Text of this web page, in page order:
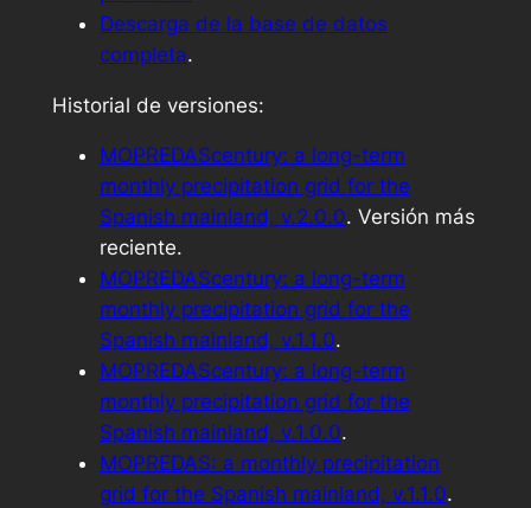
Descarga de la base de datos
completa.
Historial de versiones:
MOPREDAScentury: a long-term
monthly precipitation grid for the
Spanish mainland, v.2.0.0. Versión más
reciente.
MOPREDAScentury: a long-term
monthly precipitation grid for the
Spanish mainland, v.1.1.0.
MOPREDAScentury: a long-term
monthly precipitation grid for the
Spanish mainland, v.1.0.0.
MOPREDAS: a monthly precipitation
grid for the Spanish mainland, v.1.1.0.